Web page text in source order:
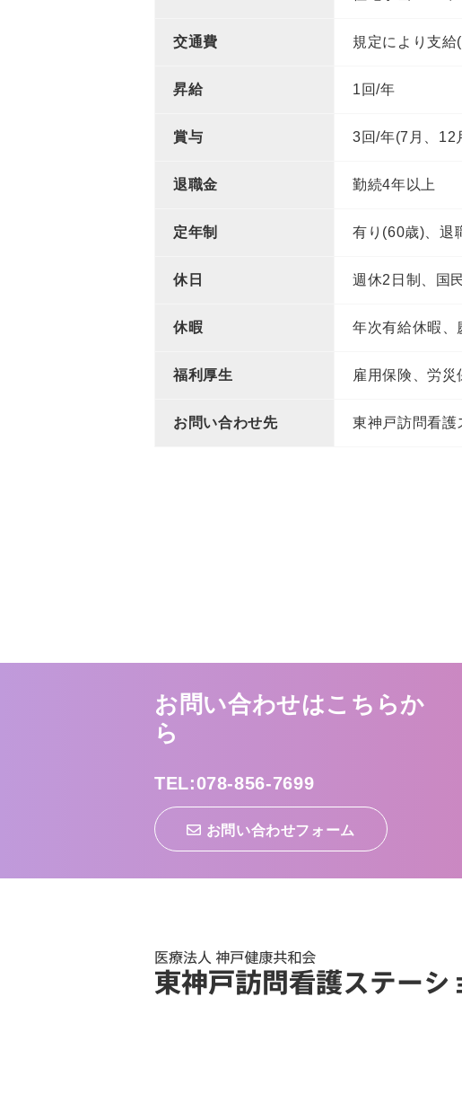
交通費 規定により支
昇給 1回/年
賞与 3回/年(7月、12
退職金 勤続4年以上
定年制 有り(60歳)、退
休日 週休2日制、国
休暇 年次有給休暇、
福利厚生 雇用保険、労災
お問い合わせ先 東神戸訪問看
お問い合わせはこちらか
ら
TEL:078-856-7699
お問い合わせフォーム